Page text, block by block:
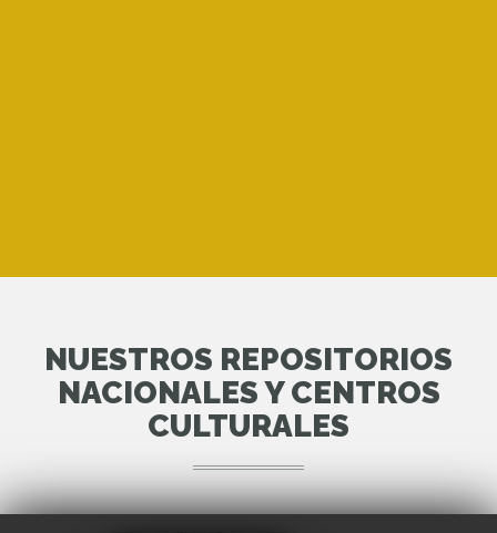
NUESTROS REPOSITORIOS
NACIONALES Y CENTROS
CULTURALES